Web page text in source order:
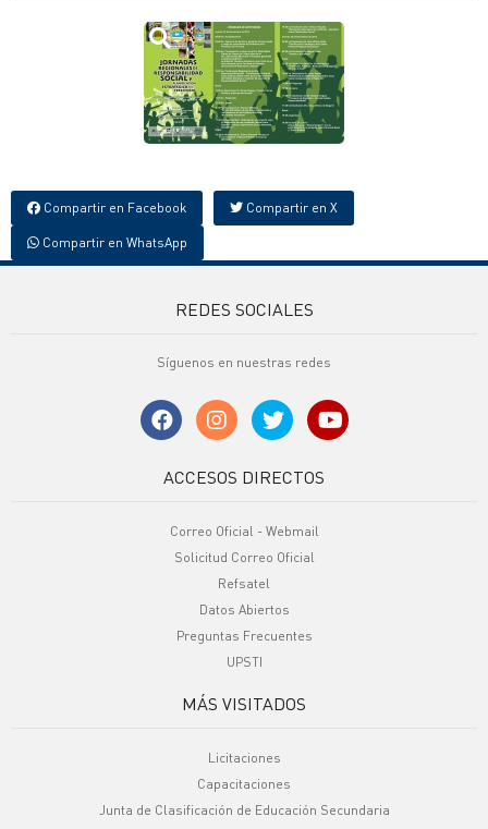
Compartir en Facebook Compartir en X
Compartir en WhatsApp
REDES SOCIALES
Síguenos en nuestras redes
ACCESOS DIRECTOS
Correo Oficial - Webmail
Solicitud Correo Oficial
Refsatel
Datos Abiertos
Preguntas Frecuentes
UPSTI
MÁS VISITADOS
Licitaciones
Capacitaciones
Junta de Clasificación de Educación Secundaria